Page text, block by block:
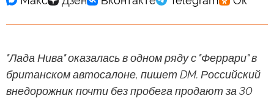
"Лада Нива" оказалась в одном ряду с "Феррари" в
британском автосалоне, пишет DM. Российский
внедорожник почти без пробега продают за 30